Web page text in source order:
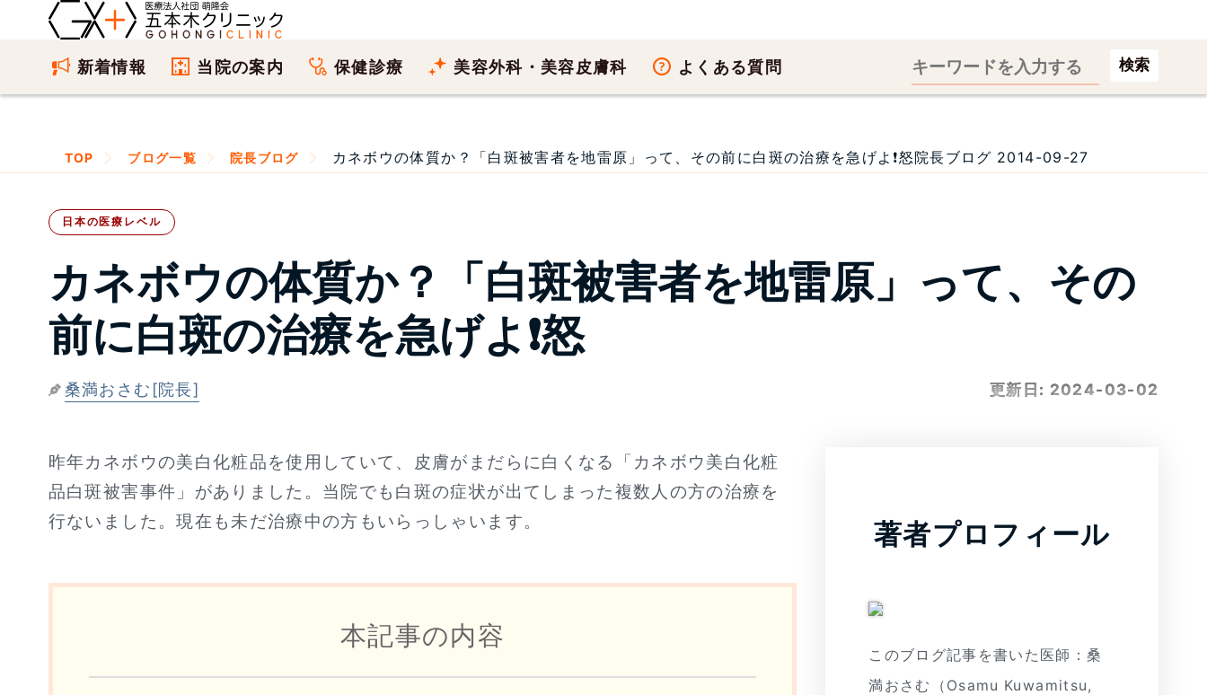
新着情報 当院の案内 保健診療 美容外科・美容皮膚科 よくある質問 検索
TOP ブログ一覧 院長ブログ カネボウの体質か？「白斑被害者を地雷原」って、その前に白斑の治療を急げよ❗怒院長ブログ 2014-09-27
日本の医療レベル
カネボウの体質か？「白斑被害者を地雷原」って、その
前に白斑の治療を急げよ❗怒
桑満おさむ[院長] 更新日: 2024-03-02
昨年カネボウの美白化粧品を使用していて、皮膚がまだらに白くなる「カネボウ美白化粧
品白斑被害事件」がありました。当院でも白斑の症状が出てしまった複数人の方の治療を
行ないました。現在も未だ治療中の方もいらっしゃいます。
本記事の内容
著者プロフィール
このブログ記事を書いた医師：桑
満おさむ（Osamu Kuwamitsu,